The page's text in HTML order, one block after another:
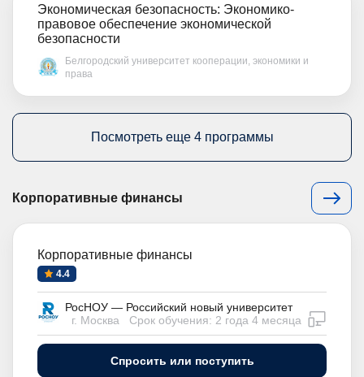
Экономическая безопасность: Экономико-
правовое обеспечение экономической
безопасности
Белгородский университет кооперации, экономики и
права
Посмотреть еще 4 программы
Корпоративные финансы
Корпоративные финансы
4.4
РосНОУ — Российский новый университет
г. Москва
Срок обучения: 2 года 4 месяца
Спросить или поступить